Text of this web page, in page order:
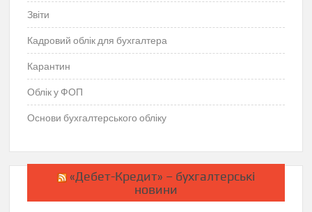
Звіти
Кадровий облік для бухгалтера
Карантин
Облік у ФОП
Основи бухгалтерського обліку
«Дебет-Кредит» – бухгалтерські
новини